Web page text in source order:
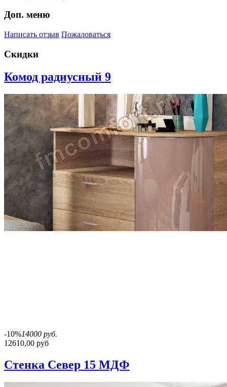
Доп. меню
Написать отзыв Пожаловаться
Скидки
Комод радиусный 9
-10%14000 руб.
12610,00 руб
Стенка Север 15 МДФ